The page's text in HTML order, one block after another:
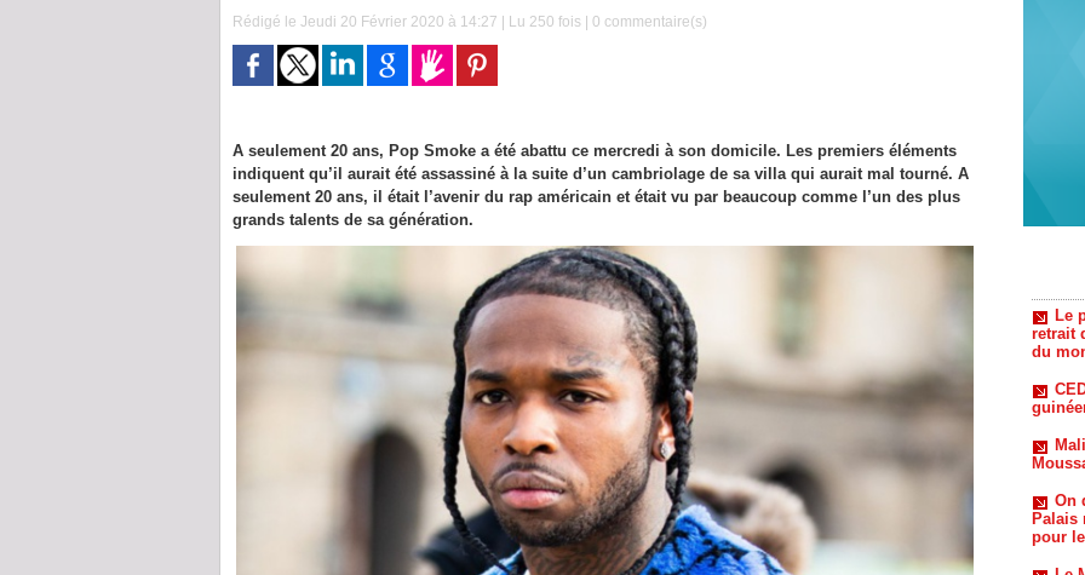
Rédigé le Jeudi 20 Février 2020 à 14:27 | Lu 250 fois | 0 commentaire(s)
A seulement 20 ans, Pop Smoke a été abattu ce mercredi à son domicile. Les premiers éléments
indiquent qu’il aurait été assassiné à la suite d’un cambriolage de sa villa qui aurait mal tourné. A
seulement 20 ans, il était l’avenir du rap américain et était vu par beaucoup comme l’un des plus
grands talents de sa génération.
On
Palais
pour
Le
Les
sont